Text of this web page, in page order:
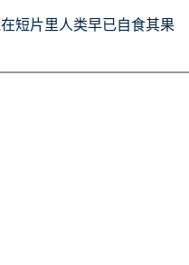
短片里人类早已自食其果